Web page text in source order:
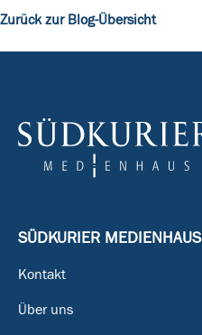
Zurück zur Blog-Übersicht
SÜDKURIER MEDIENHAUS
Kontakt
Über uns